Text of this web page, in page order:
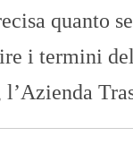
quanto
i termini
l’Azienda